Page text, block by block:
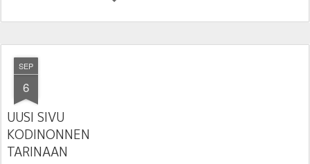
SEP
6
UUSI SIVU
KODINONNEN
TARINAAN